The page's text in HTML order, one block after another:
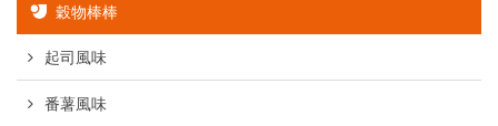
穀物棒棒
起司風味
番薯風味